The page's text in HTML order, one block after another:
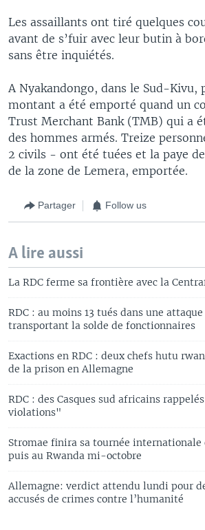
Les assaillants ont tiré quelques
avant de s’fuir avec leur butin à
sans être inquiétés.
A Nyakandongo, dans le Sud-Kivu,
montant a été emporté quand un
Trust Merchant Bank (TMB) qui a
des hommes armés. Treize
2 civils - ont été tuées et la paye
de la zone de Lemera, emportée.
Partager Follow us
A lire aussi
La RDC ferme sa frontière avec la
RDC : au moins 13 tués dans une
transportant la solde de fonctionnaires
Exactions en RDC : deux chefs hutu
de la prison en Allemagne
RDC : des Casques sud africains
violations"
Stromae finira sa tournée internationale
puis au Rwanda mi-octobre
Allemagne: verdict attendu lundi pour
accusés de crimes contre l’humanité